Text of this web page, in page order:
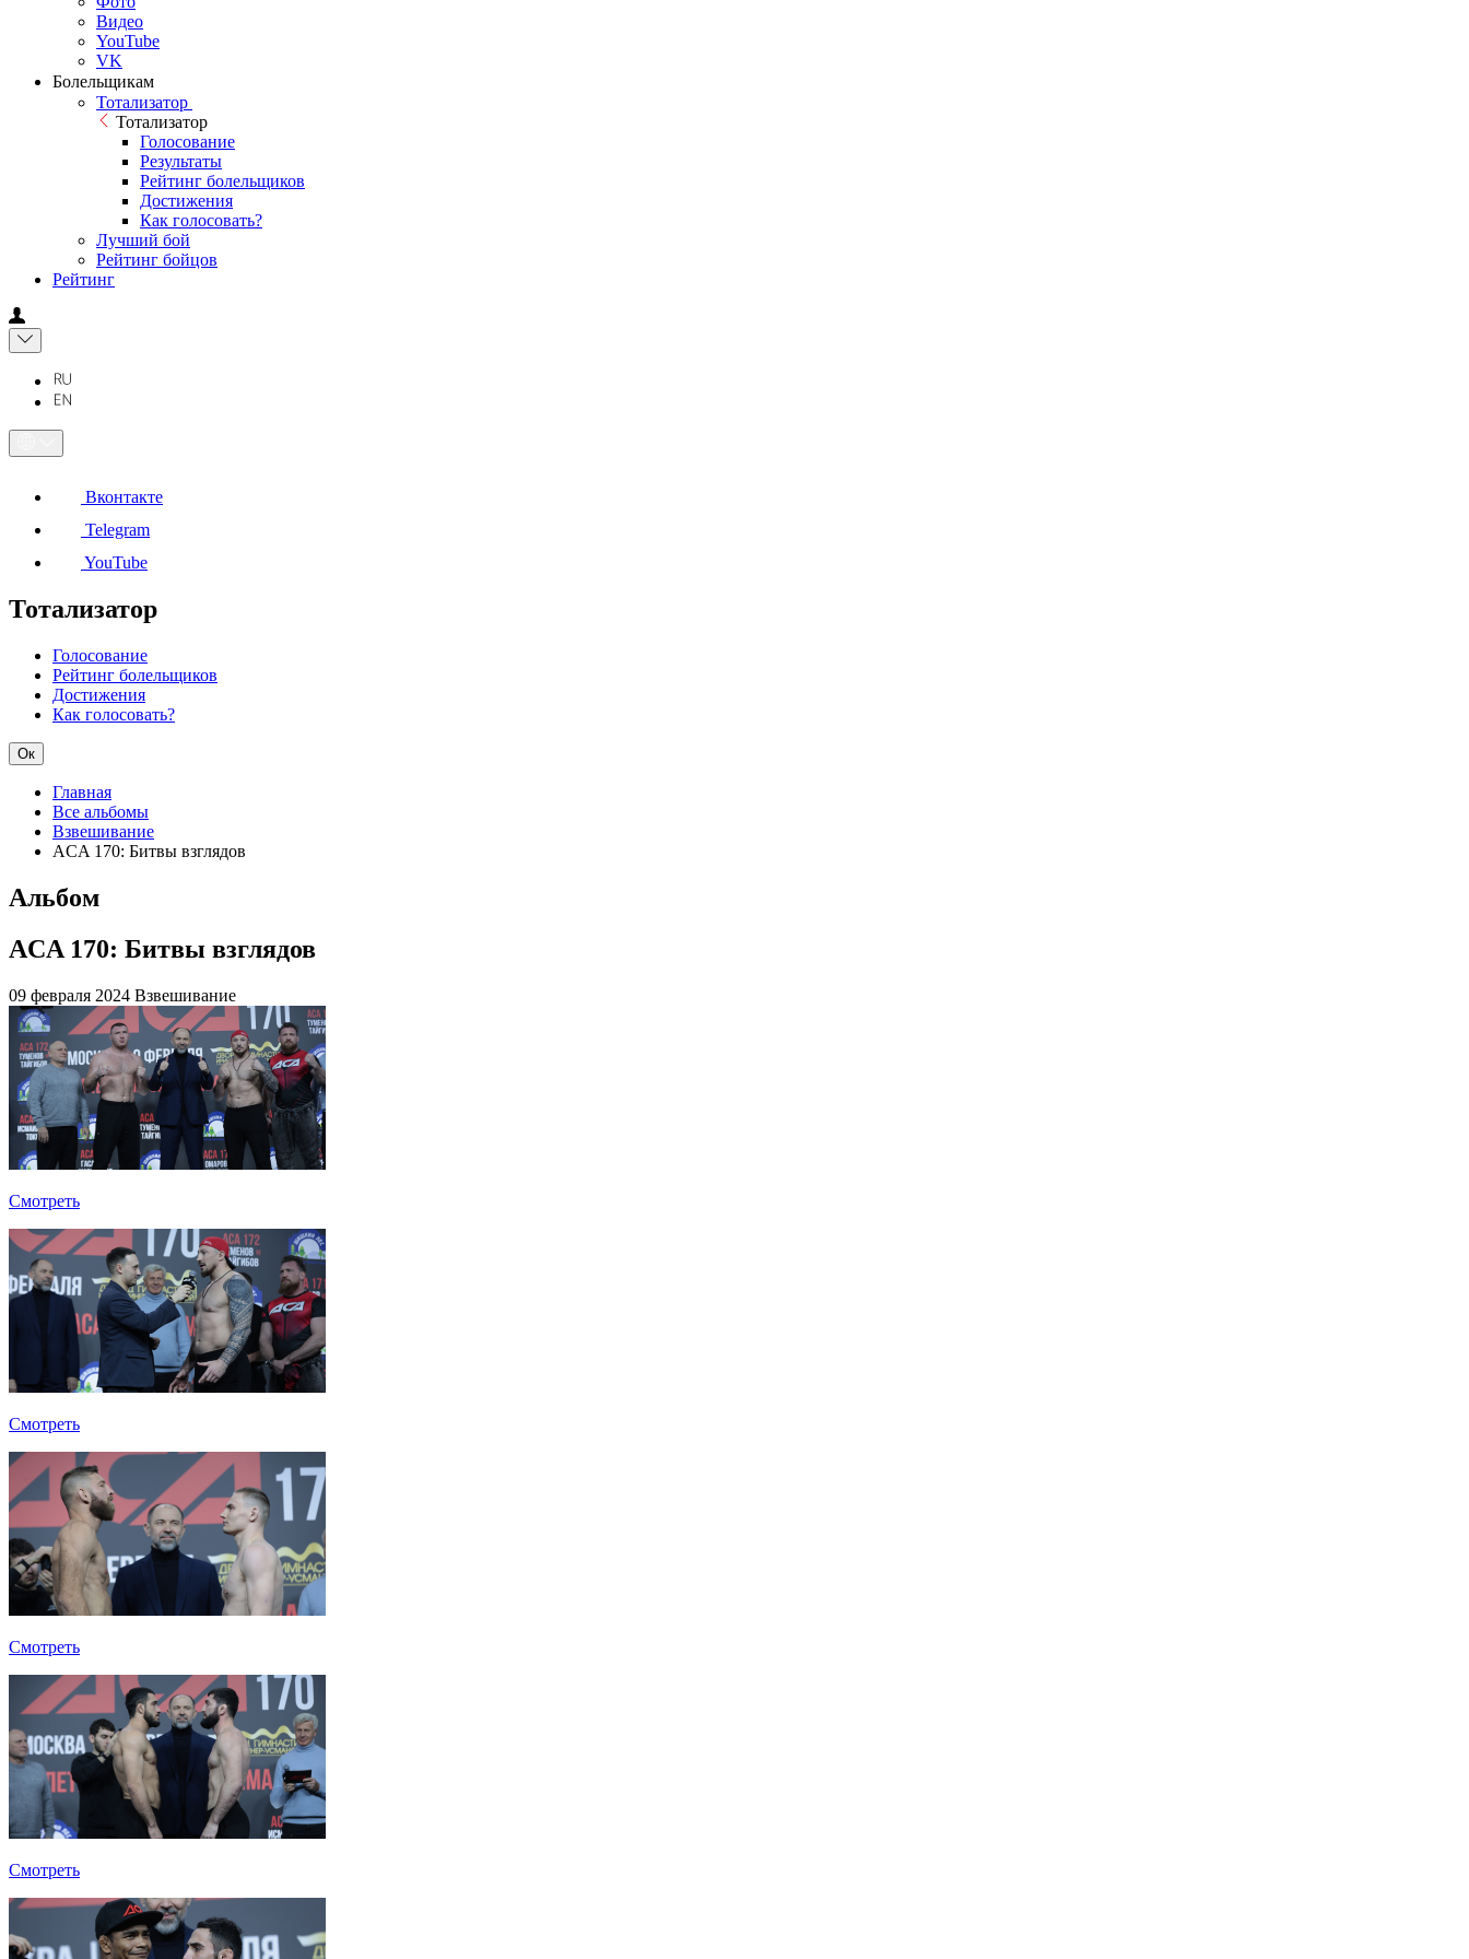
Видео
YouTube
VK
Болельщикам
Тотализатор
Тотализатор
Голосование
Результаты
Рейтинг болельщиков
Достижения
Как голосовать?
Лучший бой
Рейтинг бойцов
Рейтинг
Вконтакте
Telegram
YouTube
Тотализатор
Голосование
Рейтинг болельщиков
Достижения
Как голосовать?
Ок
Главная
Все альбомы
Взвешивание
ACA 170: Битвы взглядов
Альбом
ACA 170: Битвы взглядов
09 февраля 2024 Взвешивание
Смотреть
Смотреть
Смотреть
Смотреть